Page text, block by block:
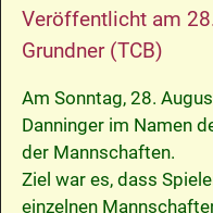
Veröffentlicht am
Grundner (TCB)
Am Sonntag, 28.
Danninger im Namen
der Mannschaften.
Ziel war es, dass
einzelnen